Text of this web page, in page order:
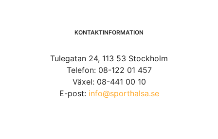
KONTAKTINFORMATION
Tulegatan 24, 113 53 Stockholm
Telefon: 08-122 01 457
Växel: 08-441 00 10
E-post: info@sporthalsa.se